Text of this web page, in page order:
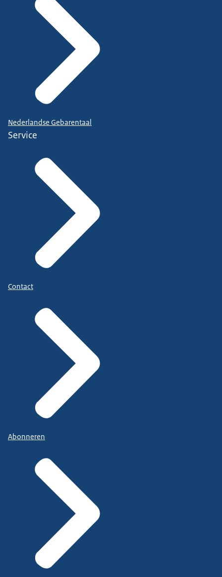
Nederlandse Gebarentaal
Service
Contact
Abonneren